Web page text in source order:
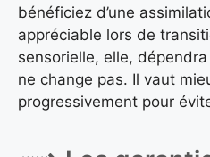
bénéficiez d’une
appréciable lors de
sensorielle, elle,
ne change pas. Il vaut
progressivement pour